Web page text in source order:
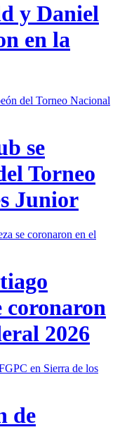
y Daniel
en la
se
Torneo
Junior
coronaron
2026
de